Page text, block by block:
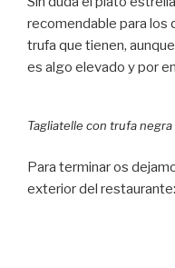
recomendable para los
trufa que tienen,
es algo elevado y por
Tagliatelle con trufa negra
Para terminar os
exterior del restaurante: